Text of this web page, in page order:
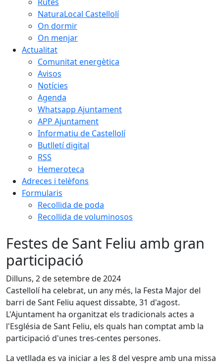
NaturaLocal Castellolí
On dormir
On menjar
Actualitat
Comunitat energètica
Avisos
Notícies
Agenda
Whatsapp Ajuntament
APP Ajuntament
Informatiu de Castellolí
Butlletí digital
RSS
Hemeroteca
Adreces i telèfons
Formularis
Recollida de poda
Recollida de voluminosos
Festes de Sant Feliu amb gran
participació
Dilluns, 2 de setembre de 2024
Castellolí ha celebrat, un any més, la Festa Major del
barri de Sant Feliu aquest dissabte, 31 d'agost.
L'Ajuntament ha organitzat els tradicionals actes a
l'Església de Sant Feliu, els quals han comptat amb la
participació d'unes tres-centes persones.
La vetllada es va iniciar a les 8 del vespre amb una missa